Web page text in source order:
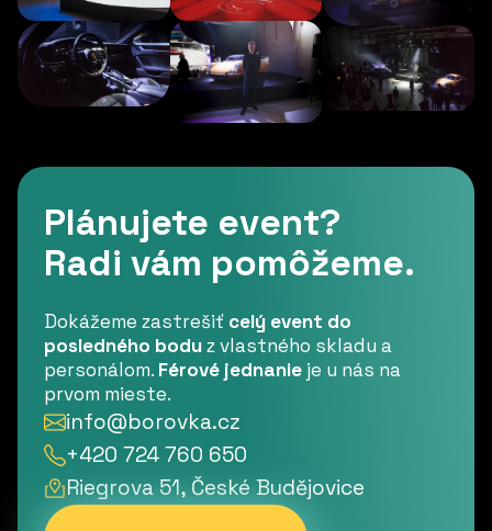
Plánujete event?
Radi vám pomôžeme.
Dokážeme zastrešiť celý event do
posledného boduz vlastného skladu a
personálom. Férové jednanie je u nás na
prvom mieste.
info@borovka.cz
+420 724 760 650
Riegrova 51, České Budějovice